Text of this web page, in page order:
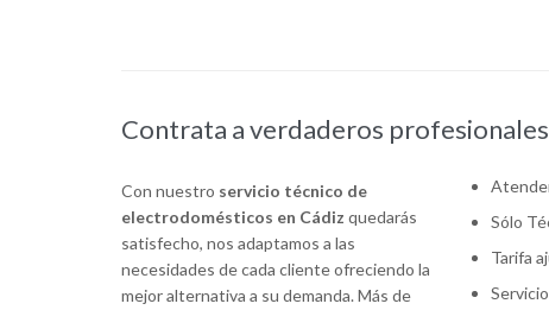
Contrata a verdaderos profesionales
Con nuestro servicio técnico de
electrodomésticos en Cádiz quedarás
satisfecho, nos adaptamos a las
necesidades de cada cliente ofreciendo la
mejor alternativa a su demanda. Más de
Sólo
Tarifa